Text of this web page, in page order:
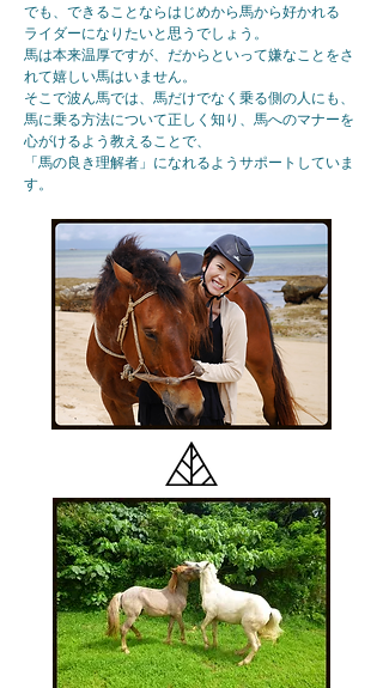
でも、できることならはじめから馬から好かれる
ライダーになりたいと思うでしょう。
馬は本来温厚ですが、だからといって嫌なことをさ
れて嬉しい馬はいません。
そこで波ん馬では、馬だけでなく乗る側の人にも、
馬に乗る方法について正しく知り、馬へのマナーを
心がけるよう教えることで、
「馬の良き理解者」になれるようサポートしていま
す。